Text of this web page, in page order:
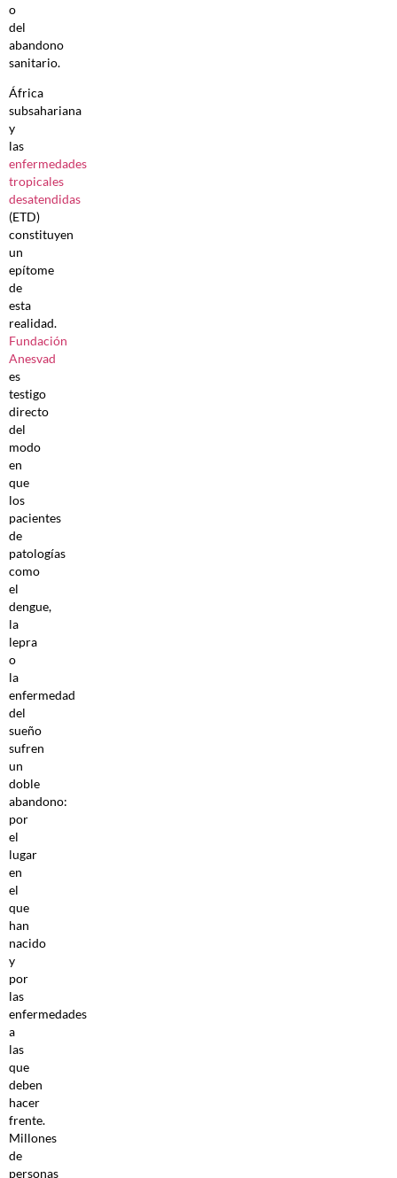
o
del
abandono
sanitario.
África
subsahariana
y
las
enfermedades
tropicales
desatendidas
(ETD)
constituyen
un
epítome
de
esta
realidad.
Fundación
Anesvad
es
testigo
directo
del
modo
en
que
los
pacientes
de
patologías
como
el
dengue,
la
lepra
o
la
enfermedad
del
sueño
sufren
un
doble
abandono:
por
el
lugar
en
el
que
han
nacido
y
por
las
enfermedades
a
las
que
deben
hacer
frente.
Millones
de
personas